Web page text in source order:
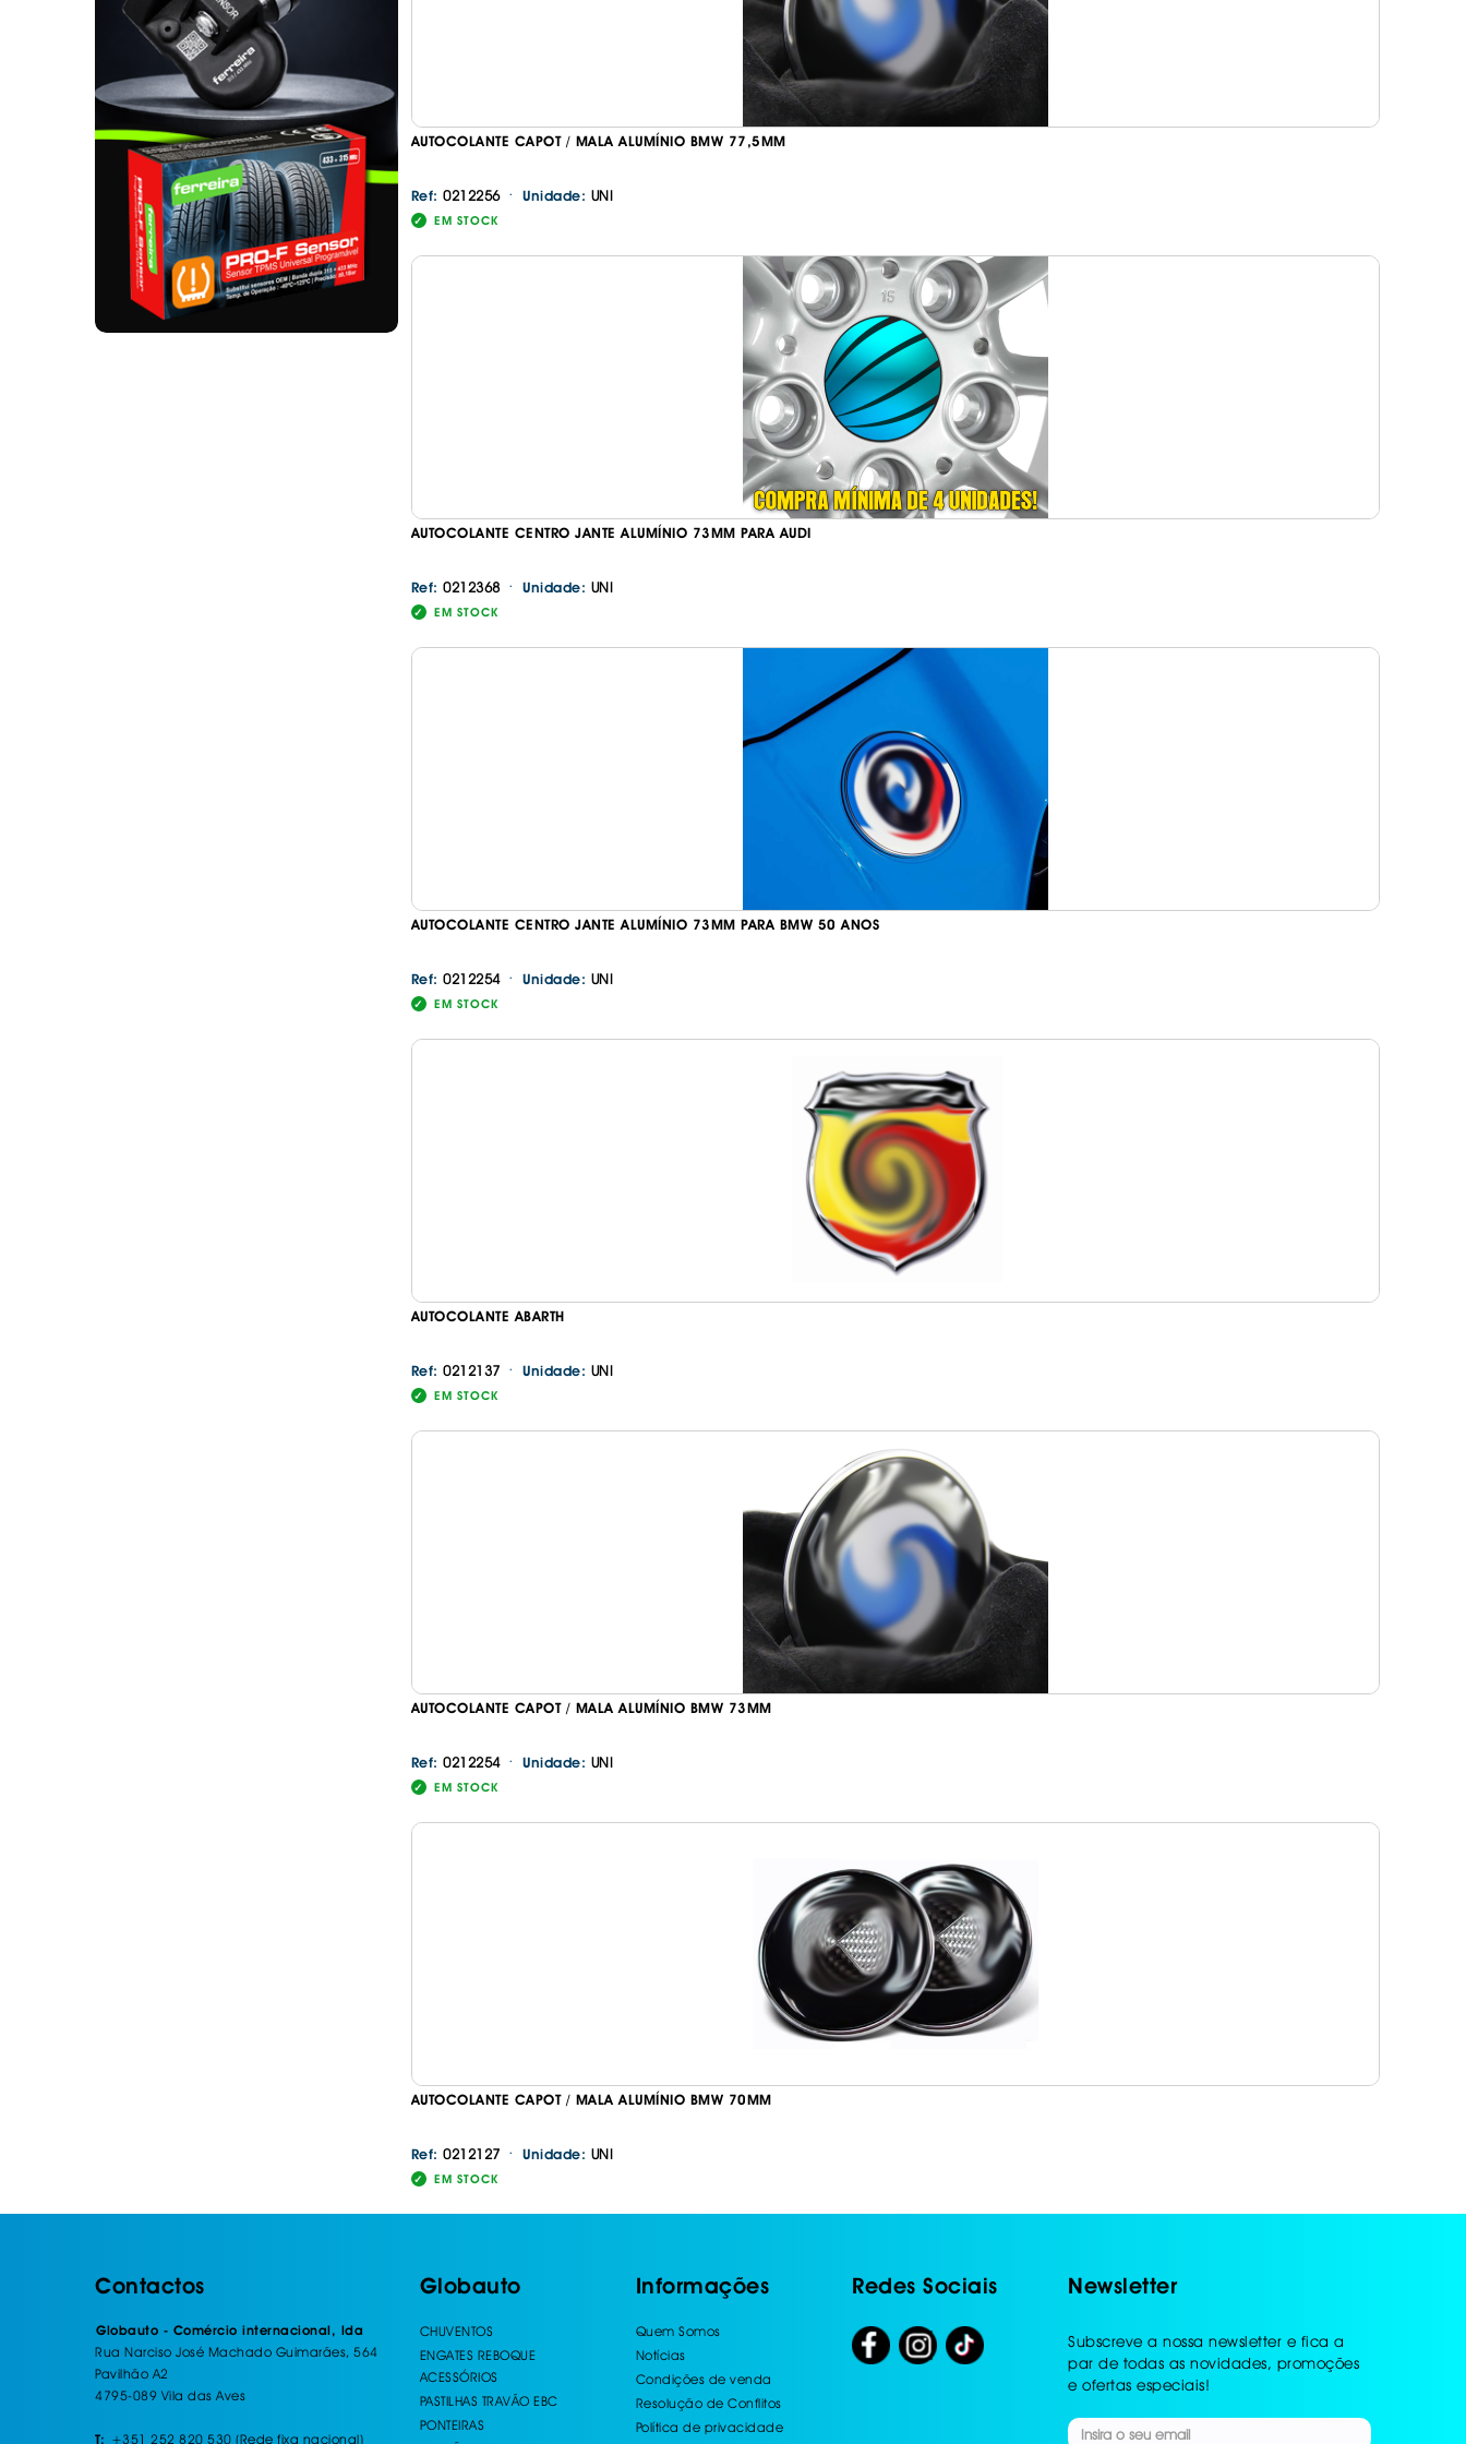
. SEGURANÇA DE CARGA
. SUPORTE BICICLETAS
. TAMPÕES JANTES
. TAPETES ORIGINAIS BORRACHA
MALA
. TAPETES UNIVERSAIS ALCATIFA
. TAPETES UNIVERSAIS ALCATIFA
MALA
. TAPETES UNIVERSAIS BORRACHA
. TAPETES UNIVERSAIS BORRACHA
MALA
AUTOCOLANTE CAPOT / MALA ALUMÍNIO BMW 77,5MM
Ref: 0212256 · Unidade: UNI
EM STOCK
AUTOCOLANTE CENTRO JANTE ALUMÍNIO 73MM PARA AUDI
Ref: 0212368 · Unidade: UNI
EM STOCK
AUTOCOLANTE CENTRO JANTE ALUMÍNIO 73MM PARA BMW 50 ANOS
Ref: 0212254 · Unidade: UNI
EM STOCK
AUTOCOLANTE ABARTH
Ref: 0212137 · Unidade: UNI
EM STOCK
AUTOCOLANTE CAPOT / MALA ALUMÍNIO BMW 73MM
Ref: 0212254 · Unidade: UNI
EM STOCK
AUTOCOLANTE CAPOT / MALA ALUMÍNIO BMW 70MM
Ref: 0212127 · Unidade: UNI
EM STOCK
Contactos
Globauto - Comércio internacional, lda
Rua Narciso José Machado Guimarães, 564
Pavilhão A2
4795-089 Vila das Aves
T: +351 252 820 530 (Rede fixa nacional)
Globauto
CHUVENTOS
ENGATES REBOQUE
ACESSÓRIOS
PASTILHAS TRAVÃO EBC
PONTEIRAS
Informações
Quem Somos
Notícias
Condições de venda
Resolução de Conflitos
Política de privacidade
Redes Sociais Newsletter
Subscreve a nossa newsletter e fica a
par de todas as novidades, promoções
e ofertas especiais!